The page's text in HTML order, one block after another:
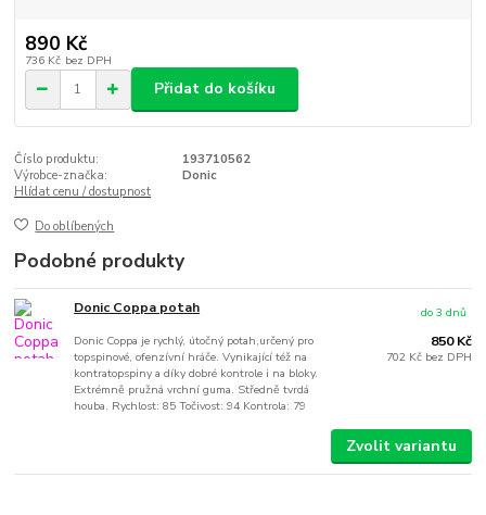
890 Kč
736 Kč bez DPH
Přidat do košíku
Číslo produktu:
193710562
Výrobce-značka:
Donic
Hlídat cenu / dostupnost
Do oblíbených
Podobné produkty
Donic Coppa potah
Donic Coppa je rychlý, útočný potah,určený pro
topspinové, ofenzívní hráče. Vynikající též na
kontratopspiny a díky dobré kontrole i na bloky.
Extrémně pružná vrchní guma. Středně tvrdá
houba. Rychlost: 85 Točivost: 94 Kontrola: 79
850 Kč
702 Kč bez DPH
do 3 dnů
Zvolit variantu